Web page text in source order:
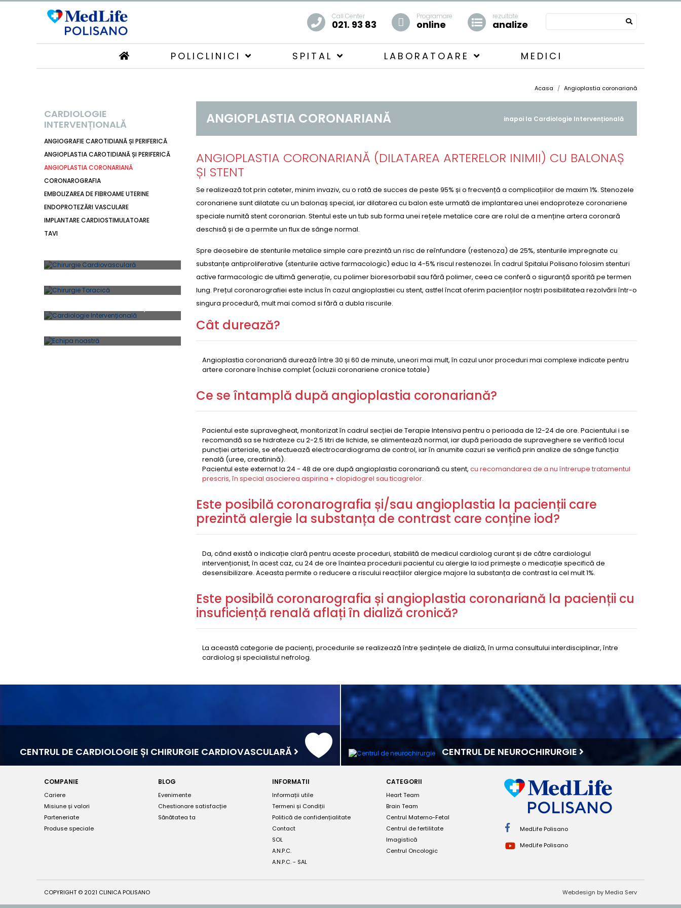
rezultate
analize
Programare
online
Call Center
021. 93 83
POLICLINICI SPITAL LABORATOARE MEDICI
Acasa Angioplastia coronariană
CARDIOLOGIE
INTERVENȚIONALĂ
ANGIOGRAFIE CAROTIDIANĂ ȘI PERIFERICĂ
ANGIOPLASTIA CAROTIDIANĂ ȘI PERIFERICĂ
ANGIOPLASTIA CORONARIANĂ
CORONAROGRAFIA
EMBOLIZAREA DE FIBROAME UTERINE
ENDOPROTEZĂRI VASCULARE
IMPLANTARE CARDIOSTIMULATOARE
TAVI
ANGIOPLASTIA CORONARIANĂ inapoi la Cardiologie Intervențională
ANGIOPLASTIA CORONARIANĂ (DILATAREA ARTERELOR INIMII) CU BALONAȘ
ȘI STENT
Se realizează tot prin cateter, minim invaziv, cu o rată de succes de peste 95% și o frecvență a complicațiilor de maxim 1%. Stenozele
coronariene sunt dilatate cu un balonaș special, iar dilatarea cu balon este urmată de implantarea unei endoproteze coronariene
speciale numită stent coronarian. Stentul este un tub sub forma unei rețele metalice care are rolul de a menține artera coronară
deschisă și de a permite un flux de sânge normal.
Spre deosebire de stenturile metalice simple care prezintă un risc de reînfundare (restenoza) de 25%, stenturile impregnate cu
substanțe antiproliferative (stenturile active farmacologic) educ la 4-5% riscul restenozei. În cadrul Spitalui Polisano folosim stenturi
active farmacologic de ultimă generație, cu polimer bioresorbabil sau fără polimer, ceea ce conferă o siguranță sporită pe termen
lung. Prețul coronarografiei este inclus în cazul angioplastiei cu stent, astfel încat oferim pacienților noștri posibilitatea rezolvării într-o
singura procedură, mult mai comod si fără a dubla riscurile.
Cât durează?
Angioplastia coronariană durează între 30 și 60 de minute, uneori mai mult, în cazul unor proceduri mai complexe indicate pentru
artere coronare închise complet (ocluzii coronariene cronice totale)
Ce se întamplă după angioplastia coronariană?
Pacientul este supravegheat, monitorizat în cadrul secției de Terapie Intensiva pentru o perioada de 12-24 de ore. Pacientului i se
recomandă sa se hidrateze cu 2-2.5 litri de lichide, se alimentează normal, iar după perioada de supraveghere se verifică locul
puncției arteriale, se efectuează electrocardiograma de control, iar în anumite cazuri se verifică prin analize de sânge funcția
renală (uree, creatinină).
Pacientul este externat la 24 - 48 de ore după angioplastia coronariană cu stent, cu recomandarea de a nu întrerupe tratamentul
prescris, în special asocierea aspirina + clopidogrel sau ticagrelor.
Este posibilă coronarografia și/sau angioplastia la pacienții care
prezintă alergie la substanța de contrast care conține iod?
Da, când există o indicație clară pentru aceste proceduri, stabilită de medicul cardiolog curant și de către cardiologul
intervenționist, în acest caz, cu 24 de ore înaintea procedurii pacientul cu alergie la iod primește o medicație specifică de
desensibilizare. Aceasta permite o reducere a riscului reacțiilor alergice majore la substanța de contrast la cel mult 1%.
Este posibilă coronarografia și angioplastia coronariană la pacienții cu
insuficiență renală aflați în dializă cronică?
La această categorie de pacienți, procedurile se realizează între ședințele de dializă, în urma consultului interdisciplinar, între
cardiolog și specialistul nefrolog.
CENTRUL DE CARDIOLOGIE ȘI CHIRURGIE CARDIOVASCULARĂ CENTRUL DE NEUROCHIRURGIE
COMPANIE
Cariere
Misiune și valori
Parteneriate
Produse speciale
BLOG
Evenimente
Chestionare satisfacție
Sănătatea ta
INFORMATII
Informații utile
Termeni și Condiții
Politică de confidențialitate
Contact
SOL
A.N.P.C.
A.N.P.C. - SAL
CATEGORII
Heart Team
Brain Team
Centrul Materno-Fetal
Centrul de fertilitate
Imagistică
Centrul Oncologic
MedLife Polisano
MedLife Polisano
COPYRIGHT © 2021 CLINICA POLISANO Webdesign by Media Serv